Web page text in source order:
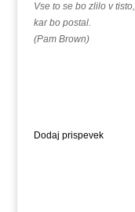
Vse to se bo zlilo v tisto,
kar bo postal.
(Pam Brown)
Dodaj prispevek